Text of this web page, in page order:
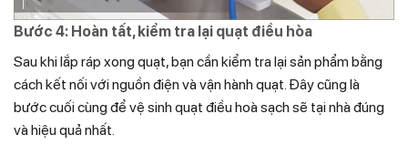
Bước 4: Hoàn tất, kiểm tra lại quạt điều hòa
Sau khi lắp ráp xong quạt, bạn cần kiểm tra lại sản phẩm bằng
cách kết nối với nguồn điện và vận hành quạt. Đây cũng là
bước cuối cùng để vệ sinh quạt điều hoà sạch sẽ tại nhà đúng
và hiệu quả nhất.